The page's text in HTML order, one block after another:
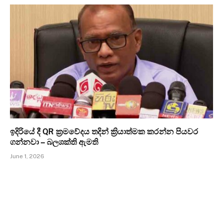
ඉදිරියේ දී QR ක්‍රමවේදය තදින් ක්‍රියාත්මක කරන්න පියවර
ගන්නවා – බලශක්ති ඇමති
June 1, 2026